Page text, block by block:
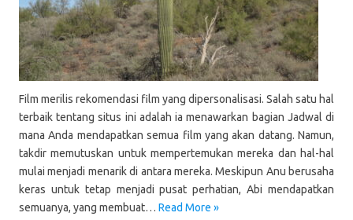
Film merilis rekomendasi film yang dipersonalisasi. Salah satu hal
terbaik tentang situs ini adalah ia menawarkan bagian Jadwal di
mana Anda mendapatkan semua film yang akan datang. Namun,
takdir memutuskan untuk mempertemukan mereka dan hal-hal
mulai menjadi menarik di antara mereka. Meskipun Anu berusaha
keras untuk tetap menjadi pusat perhatian, Abi mendapatkan
semuanya, yang membuat… Read More »